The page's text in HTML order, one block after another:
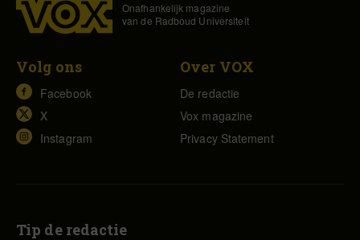
Onafhankelijk magazine
van de Radboud Universiteit
Volg ons
Facebook
X
Instagram
Over VOX
De redactie
Vox magazine
Privacy Statement
Tip de redactie